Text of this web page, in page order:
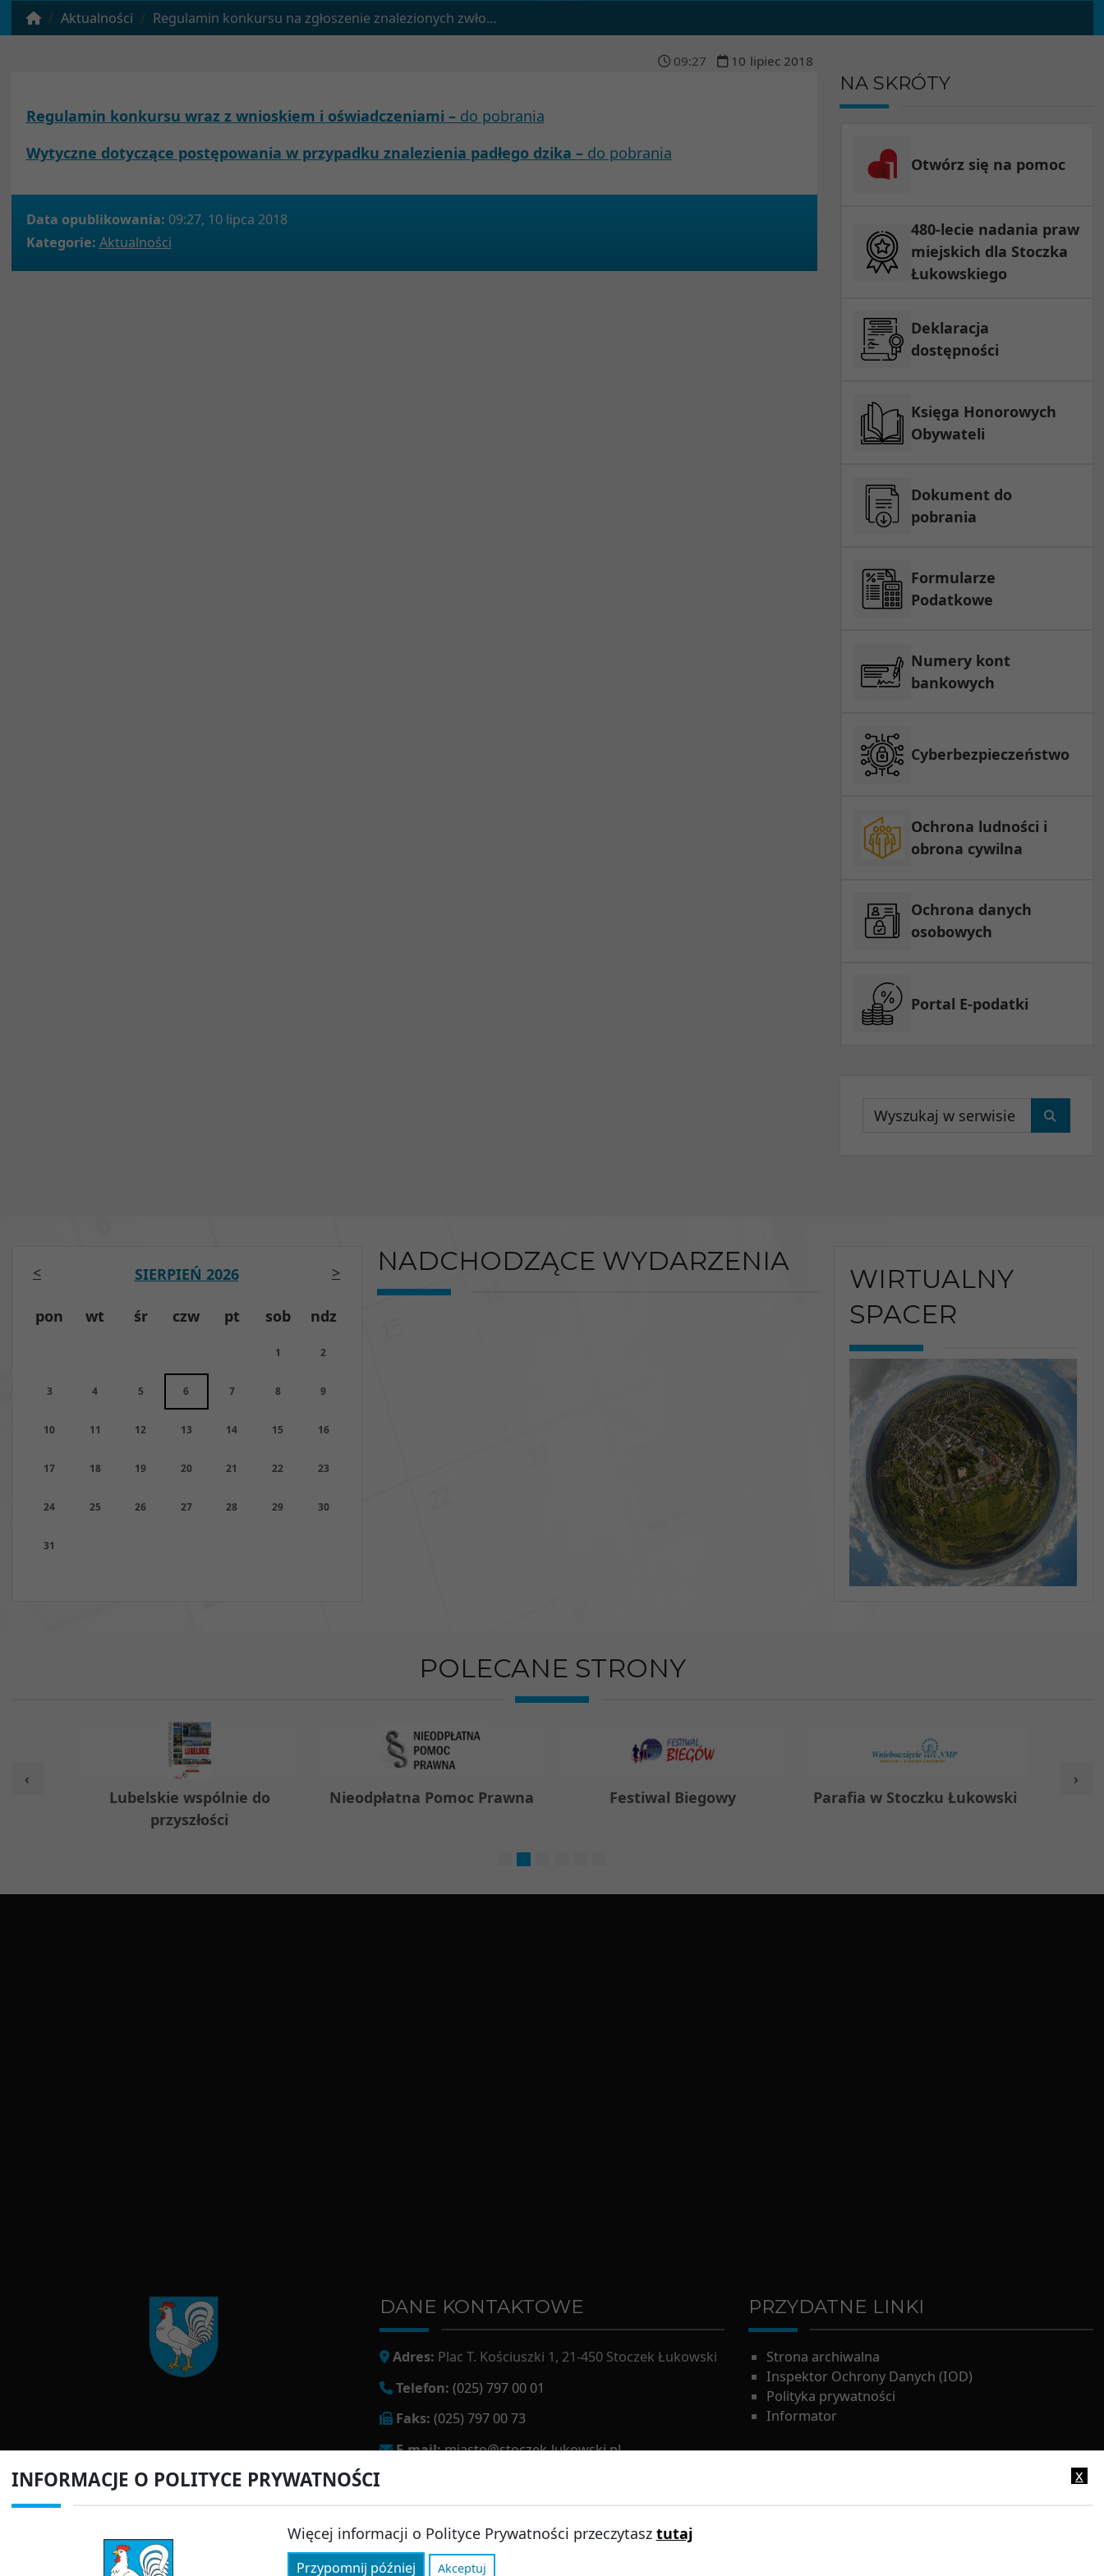
Aktualności Regulamin konkursu na zgłoszenie znalezionych zwłok padłego dzika – III edycja
09:27 10 lipiec 2018
Regulamin konkursu wraz z wnioskiem i oświadczeniami –do pobrania
Wytyczne dotyczące postępowania w przypadku znalezienia padłego dzika – do pobrania
Data opublikowania: 09:27, 10 lipca 2018
Kategorie: Aktualności
NA SKRÓTY
Otwórz się na pomoc
480-lecie nadania praw
miejskich dla Stoczka
Łukowskiego
Deklaracja
dostępności
Księga Honorowych
Obywateli
Dokument do
pobrania
Formularze
Podatkowe
Numery kont
bankowych
Cyberbezpieczeństwo
Ochrona ludności i
obrona cywilna
Ochrona danych
osobowych
Portal E-podatki
Wyszukaj
SIERPIEŃ 2026
pon wt śr czw pt sob ndz
1 2
3 4 5 6 7 8 9
10 11 12 13 14 15 16
17 18 19 20 21 22 23
24 25 26 27 28 29 30
31
< > NADCHODZĄCE WYDARZENIA
WIRTUALNY
SPACER
POLECANE STRONY
Lubelskie wspólnie do
przyszłości
Nieodpłatna Pomoc Prawna Festiwal Biegowy Parafia w Stoczku Łukowski
‹ ›
DANE KONTAKTOWE
Adres: Plac T. Kościuszki 1, 21-450 Stoczek Łukowski
Telefon: (025) 797 00 01
Faks: (025) 797 00 73
E-mail:miasto@stoczek-lukowski.pl
PRZYDATNE LINKI
Strona archiwalna
Inspektor Ochrony Danych (IOD)
Polityka prywatności
Informator
x
INFORMACJE O POLITYCE PRYWATNOŚCI
Więcej informacji o Polityce Prywatności przeczytasz tutaj
Przypomnij później Akceptuj